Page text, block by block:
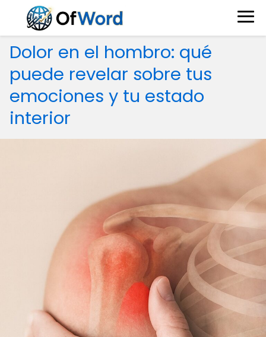
Dolor en el hombro: qué
puede revelar sobre tus
emociones y tu estado
interior